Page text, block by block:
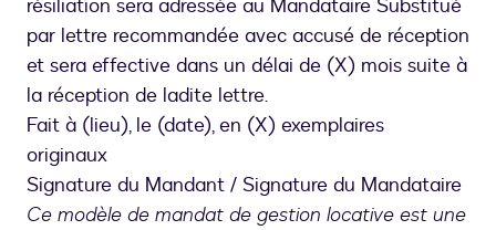
résiliation sera adressée au Mandataire Substitué
par lettre recommandée avec accusé de réception
et sera effective dans un délai de (X) mois suite à
la réception de ladite lettre.
Fait à (lieu), le (date), en (X) exemplaires
originaux
Signature du Mandant / Signature du Mandataire
Ce modèle de mandat de gestion locative est une